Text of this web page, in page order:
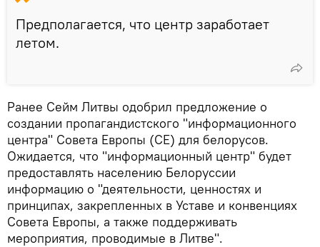
Предполагается, что центр заработает
летом.
Ранее Сейм Литвы одобрил предложение о
создании пропагандистского "информационного
центра" Совета Европы (СЕ) для белорусов.
Ожидается, что "информационный центр" будет
предоставлять населению Белоруссии
информацию о "деятельности, ценностях и
принципах, закрепленных в Уставе и конвенциях
Совета Европы, а также поддерживать
мероприятия, проводимые в Литве".